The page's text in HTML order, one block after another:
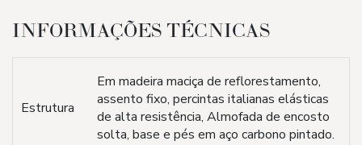
INFORMAÇÕES TÉCNICAS
Estrutura
Em madeira maciça de reflorestamento,
assento fixo, percintas italianas elásticas
de alta resistência, Almofada de encosto
solta, base e pés em aço carbono pintado.